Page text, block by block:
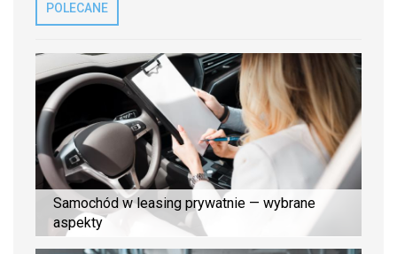
POLECANE
Samochód w leasing prywatnie — wybrane
aspekty